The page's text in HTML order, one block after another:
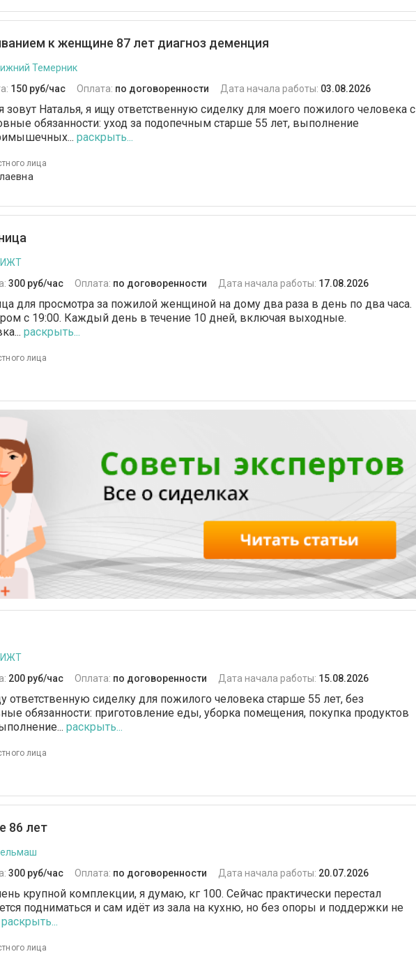
к женщине 87 лет диагноз деменция
Темерник
150 руб/час Оплата: по договоренности Дата начала работы: 03.08.2026
зовут Наталья, я ищу ответственную сиделку для моего пожилого человека с
обязанности: уход за подопечным старше 55 лет, выполнение
раскрыть...
лица
300 руб/час Оплата: по договоренности Дата начала работы: 17.08.2026
для просмотра за пожилой женщиной на дому два раза в день по два часа.
с 19:00. Каждый день в течение 10 дней, включая выходные.
раскрыть...
лица
200 руб/час Оплата: по договоренности Дата начала работы: 15.08.2026
ответственную сиделку для пожилого человека старше 55 лет, без
обязанности: приготовление еды, уборка помещения, покупка продуктов
раскрыть...
лица
86 лет
300 руб/час Оплата: по договоренности Дата начала работы: 20.07.2026
крупной комплекции, я думаю, кг 100. Сейчас практически перестал
подниматься и сам идёт из зала на кухню, но без опоры и поддержки не
раскрыть...
лица